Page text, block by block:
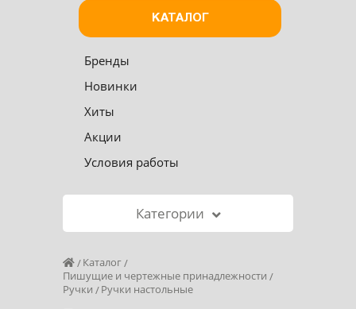
КАТАЛОГ
Бренды
Новинки
Хиты
Акции
Условия работы
Категории
Каталог
Пишущие и чертежные принадлежности
Ручки
Ручки настольные